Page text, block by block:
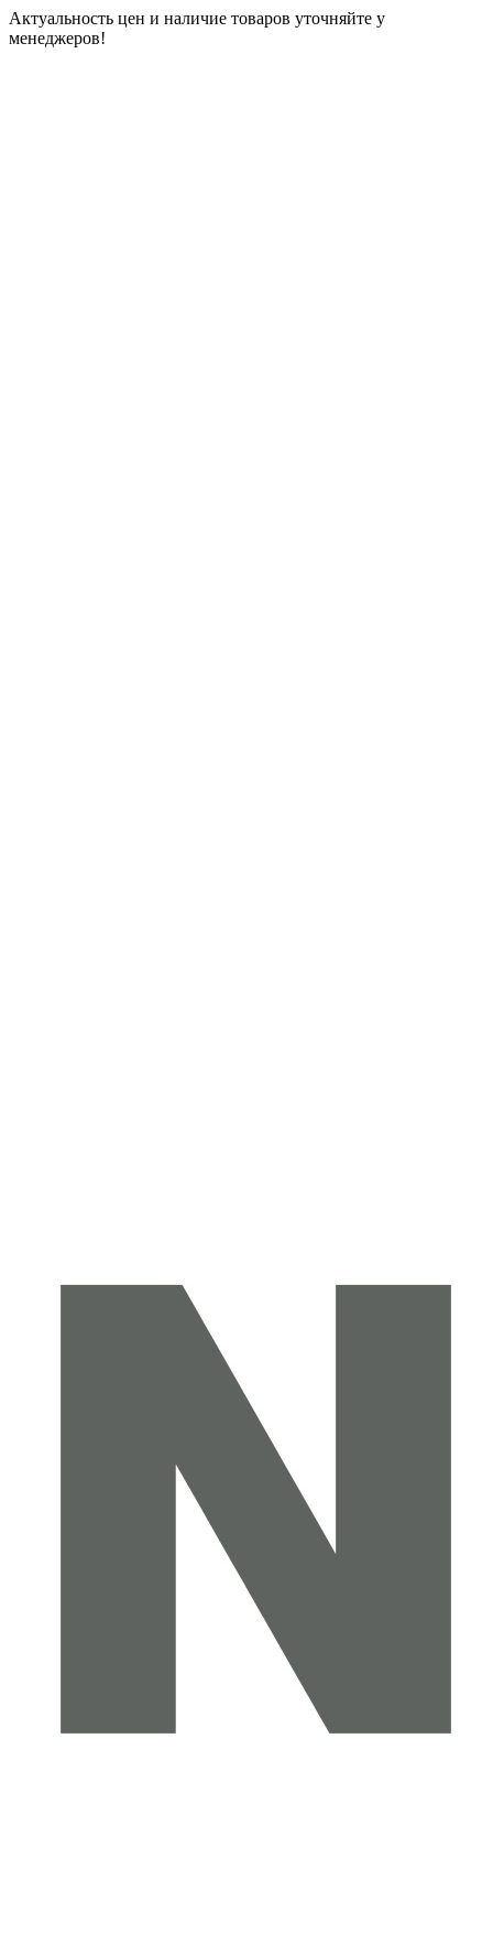
Актуальность цен и наличие товаров уточняйте у
менеджеров!